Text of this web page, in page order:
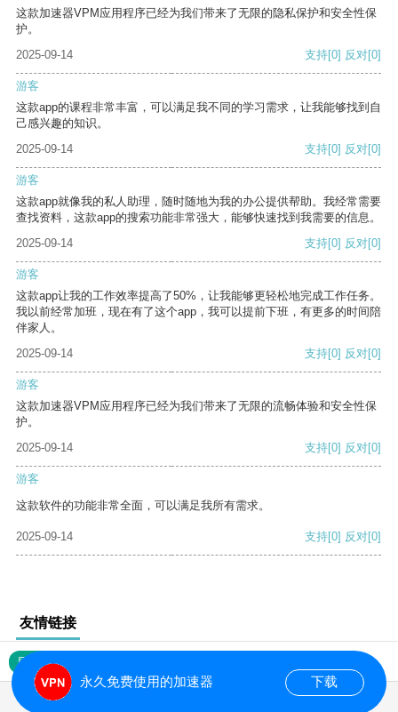
这款加速器VPM应用程序已经为我们带来了无限的隐私保护和安全性保
护。
2025-09-14
支持[0] 反对[0]
游客
这款app的课程非常丰富，可以满足我不同的学习需求，让我能够找到自
己感兴趣的知识。
2025-09-14
支持[0] 反对[0]
游客
这款app就像我的私人助理，随时随地为我的办公提供帮助。我经常需要
查找资料，这款app的搜索功能非常强大，能够快速找到我需要的信息。
2025-09-14
支持[0] 反对[0]
游客
这款app让我的工作效率提高了50%，让我能够更轻松地完成工作任务。
我以前经常加班，现在有了这个app，我可以提前下班，有更多的时间陪
伴家人。
2025-09-14
支持[0] 反对[0]
游客
这款加速器VPM应用程序已经为我们带来了无限的流畅体验和安全性保
护。
2025-09-14
支持[0] 反对[0]
游客
这款软件的功能非常全面，可以满足我所有需求。
2025-09-14 支持[0] 反对[0]
友情链接
网站地图
永久免费使用的加速器 下载